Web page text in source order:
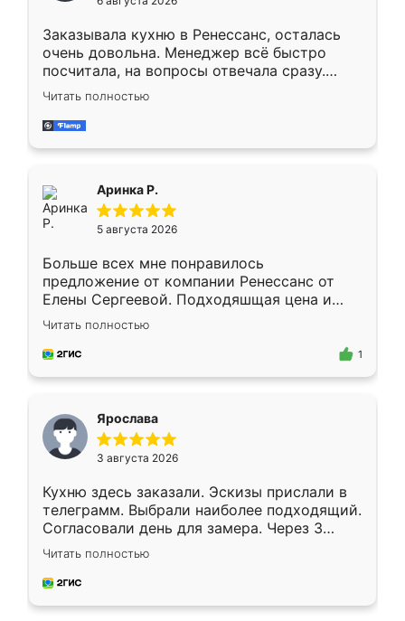
мебели буду заказывать только здесь.
Заказывала кухню в Ренессанс, осталась
очень довольна. Менеджер всё быстро
посчитала, на вопросы отвечала сразу.
Замерщик приехал в субботу, подошёл к
делу со всей ответственностью. Собрали
за день, ребята работали аккуратно, даже
Читать полностью
Аринка Р.
5 августа 2026
Больше всех мне понравилось
предложение от компании Ренессанс от
Елены Сергеевой. Подходяшщая цена и
короткие сроки изготовления. Приехавший
для замера сотрудник Владислав
предложил по моему эскизу самый
Читать полностью
1
Ярослава
3 августа 2026
Кухню здесь заказали. Эскизы прислали в
телеграмм. Выбрали наиболее подходящий.
Согласовали день для замера. Через 3
недели кухня была уже готова. Остались
довольны работой. Спасибо Ренессанс
мебель за качественную работу!
Читать полностью